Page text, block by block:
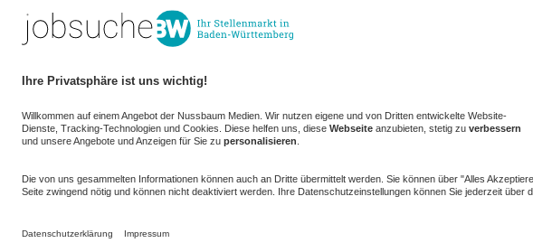
Alle Berufe nach Stadt
Alle Tätigkeitsbereiche
Alle Tätigkeitsbereiche nach Stadt
azubiBW.de
Minijobs
Firmenprofil